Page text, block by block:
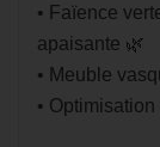
• Faïence
apaisante 🌿
• Meuble
•